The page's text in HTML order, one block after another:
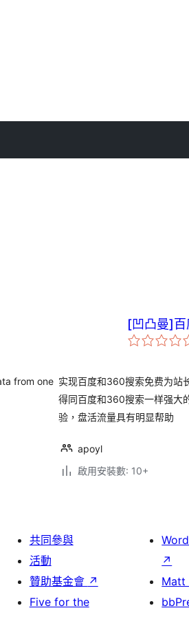
from one
[凹凸曼]
实现百度和360搜索免费为站
得同百度和360搜索一样强大
验，盘活流量具有明显帮助
apoyl
啟用安裝數: 10+
共同參與
活動
贊助基金會 ↗
Five for the
↗
Matt